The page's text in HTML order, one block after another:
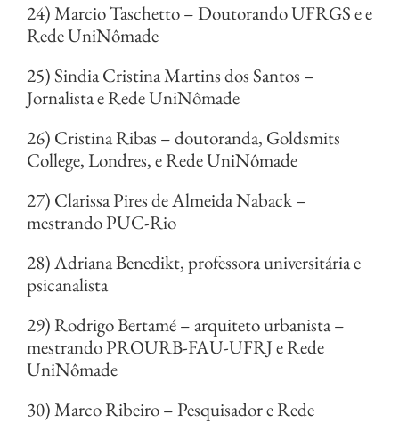
24) Marcio Taschetto – Doutorando UFRGS e e
Rede UniNômade
25) Sindia Cristina Martins dos Santos –
Jornalista e Rede UniNômade
26) Cristina Ribas – doutoranda, Goldsmits
College, Londres, e Rede UniNômade
27) Clarissa Pires de Almeida Naback –
mestrando PUC-Rio
28) Adriana Benedikt, professora universitária e
psicanalista
29) Rodrigo Bertamé – arquiteto urbanista –
mestrando PROURB-FAU-UFRJ e Rede
UniNômade
30) Marco Ribeiro – Pesquisador e Rede